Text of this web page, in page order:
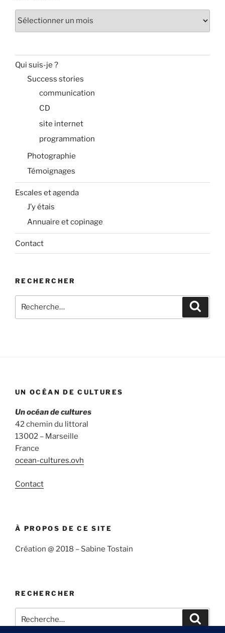
Archives
Qui suis-je ?
Success stories
communication
CD
site internet
programmation
Photographie
Témoignages
Escales et agenda
J’y étais
Annuaire et copinage
Contact
RECHERCHER
pour
UN OCÉAN DE CULTURES
Un océan de cultures
42 chemin du littoral
13002 – Marseille
France
ocean-cultures.ovh
Contact
À PROPOS DE CE SITE
Création @ 2018 – Sabine Tostain
RECHERCHER
pour